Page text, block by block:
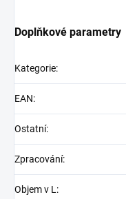
Doplňkové parametry
Kategorie:
EAN:
Ostatní:
Zpracování:
Objem v L :